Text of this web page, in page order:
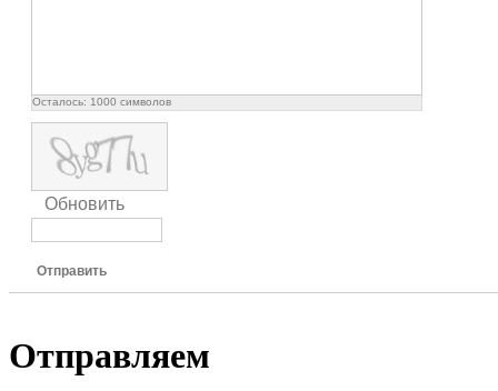
Осталось: 1000 символов
Обновить
Отправить
Отправляем